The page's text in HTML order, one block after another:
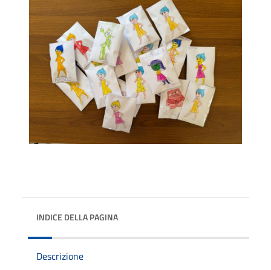
INDICE DELLA PAGINA
Descrizione